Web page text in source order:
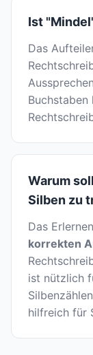
Ist
Das
Warum
Silben zu
Das
korrekten
ist nützlich
hilfreich für